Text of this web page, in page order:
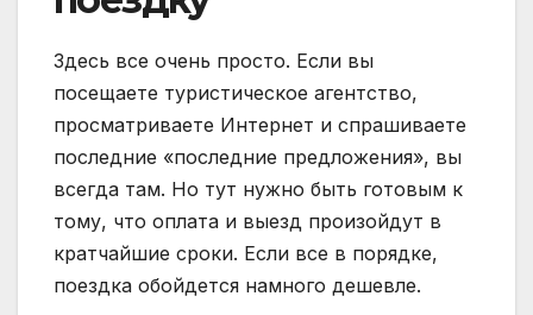
Здесь все очень просто. Если вы
посещаете туристическое агентство,
просматриваете Интернет и спрашиваете
последние «последние предложения», вы
всегда там. Но тут нужно быть готовым к
тому, что оплата и выезд произойдут в
кратчайшие сроки. Если все в порядке,
поездка обойдется намного дешевле.